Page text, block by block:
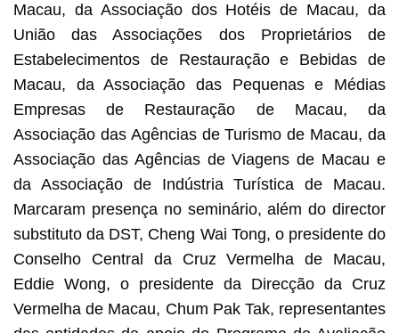
Macau, da Associação dos Hotéis de Macau, da
União das Associações dos Proprietários de
Estabelecimentos de Restauração e Bebidas de
Macau, da Associação das Pequenas e Médias
Empresas de Restauração de Macau, da
Associação das Agências de Turismo de Macau, da
Associação das Agências de Viagens de Macau e
da Associação de Indústria Turística de Macau.
Marcaram presença no seminário, além do director
substituto da DST, Cheng Wai Tong, o presidente do
Conselho Central da Cruz Vermelha de Macau,
Eddie Wong, o presidente da Direcção da Cruz
Vermelha de Macau, Chum Pak Tak, representantes